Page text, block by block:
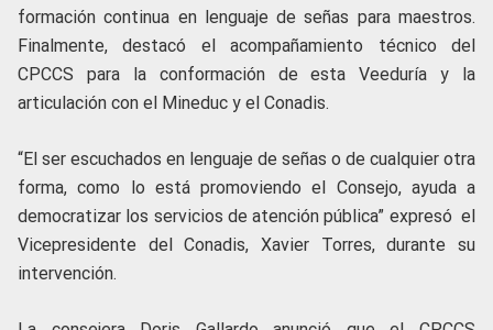
formación continua en lenguaje de señas para maestros.
Finalmente, destacó el acompañamiento técnico del
CPCCS para la conformación de esta Veeduría y la
articulación con el Mineduc y el Conadis.
“El ser escuchados en lenguaje de señas o de cualquier otra
forma, como lo está promoviendo el Consejo, ayuda a
democratizar los servicios de atención pública” expresó el
Vicepresidente del Conadis, Xavier Torres, durante su
intervención.